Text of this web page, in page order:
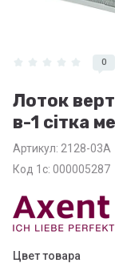
0
Лоток
в-1 сітка
Артикул: 2128-03А
Код 1с: 000005287
Цвет товара